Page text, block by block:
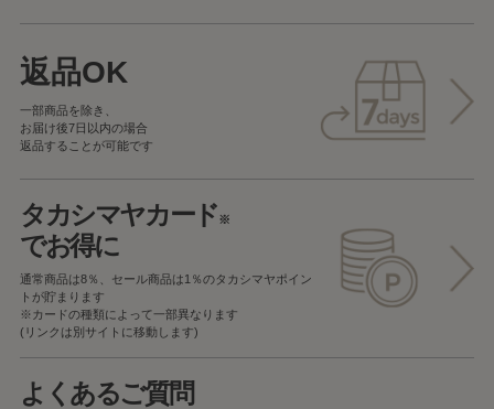
返品OK
一部商品を除き、
お届け後7日以内の場合
返品することが可能です
タカシマヤカード※
でお得に
通常商品は8％、セール商品は1％のタカシマヤポイン
トが貯まります
※カードの種類によって一部異なります
(リンクは別サイトに移動します)
よくあるご質問